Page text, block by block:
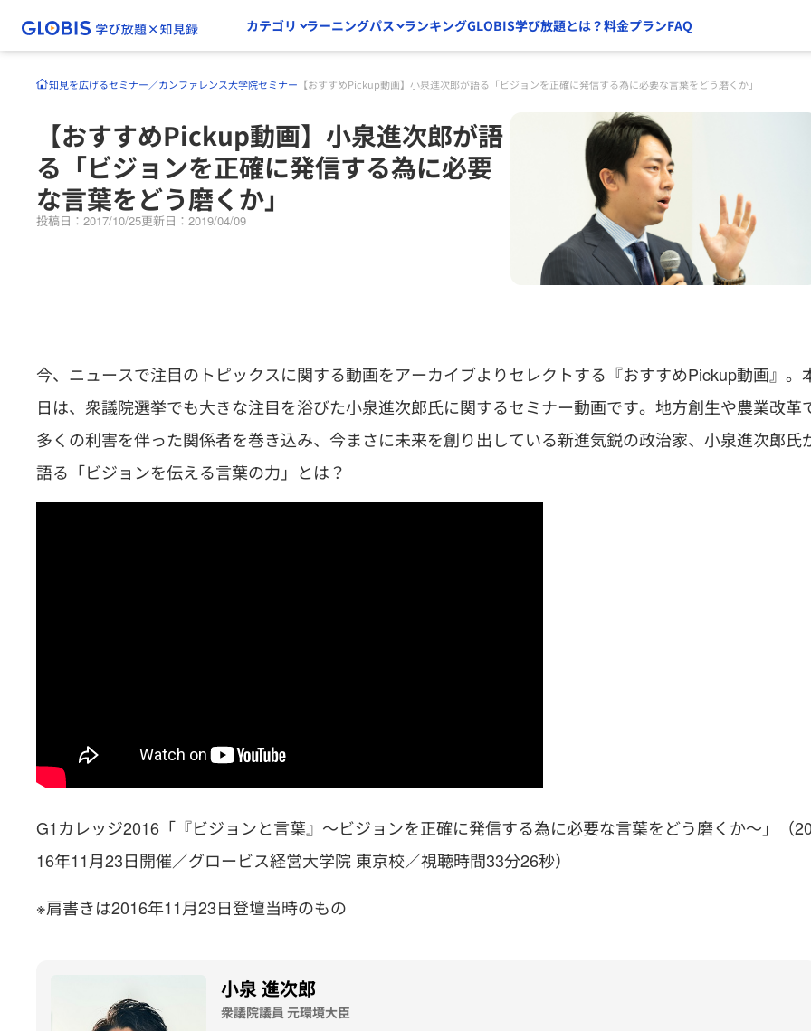
カテゴリ ラーニングパス ランキングGLOBIS学び放題とは？料金プランFAQ
知見を広げるセミナー／カンファレンス大学院セミナー 【おすすめPickup動画】小泉進次郎が語る「ビジョンを正確に発信する為に必要な言葉をどう磨くか」
【おすすめPickup動画】小泉進次郎が語
る「ビジョンを正確に発信する為に必要
な言葉をどう磨くか」
投稿日：2017/10/25更新日：2019/04/09
今、ニュースで注目のトピックスに関する動画をアーカイブよりセレクトする『おすすめPickup動画』。
日は、衆議院選挙でも大きな注目を浴びた小泉進次郎氏に関するセミナー動画です。地方創生や農業改革
多くの利害を伴った関係者を巻き込み、今まさに未来を創り出している新進気鋭の政治家、小泉進次郎氏
語る「ビジョンを伝える言葉の力」とは？
G1カレッジ2016「『ビジョンと言葉』～ビジョンを正確に発信する為に必要な言葉をどう磨くか～」（20
16年11月23日開催／グロービス経営大学院 東京校／視聴時間33分26秒）
※肩書きは2016年11月23日登壇当時のもの
小泉 進次郎
衆議院議員 元環境大臣